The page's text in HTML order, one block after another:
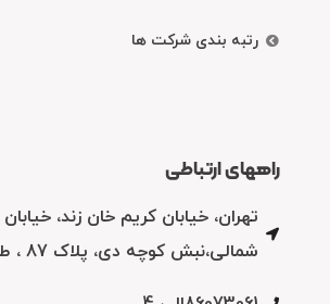
رتبه بندی شرکت ها
راههای ارتباطی
تهران، خیابان کریم خان زند،
شمالی،نبش کوچه دی، پلاک 87 ، طبقه اول